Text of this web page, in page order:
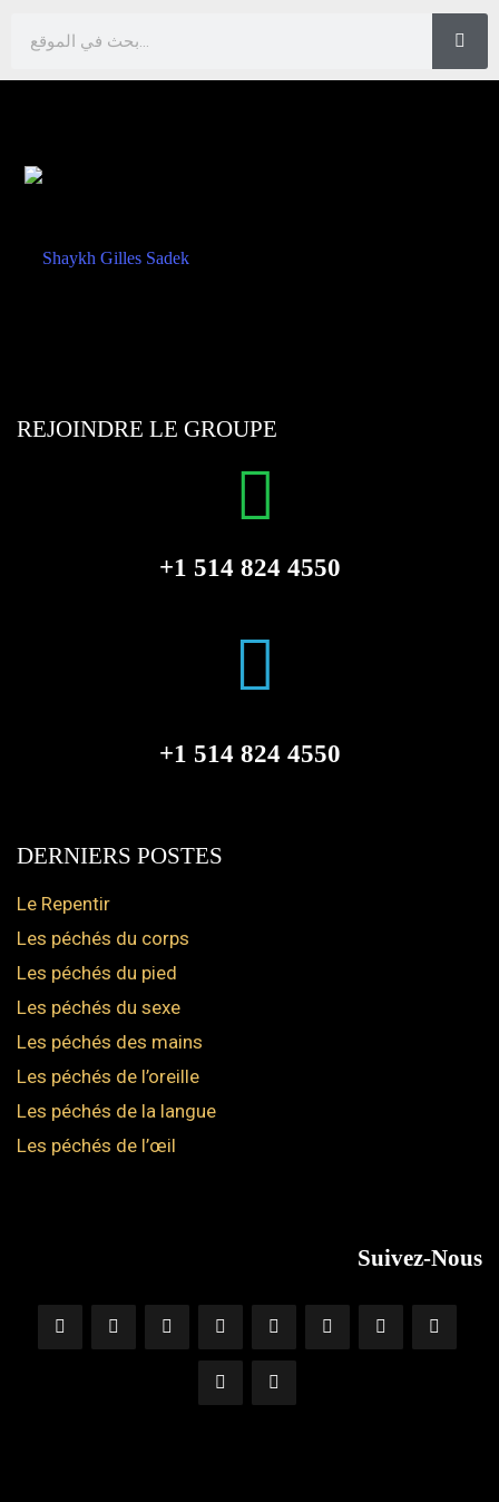
REJOINDRE LE GROUPE
+1 514 824 4550
+1 514 824 4550
DERNIERS POSTES
Le Repentir
Les péchés du corps
Les péchés du pied
Les péchés du sexe
Les péchés des mains
Les péchés de l’oreille
Les péchés de la langue
Les péchés de l’œil
Suivez-Nous